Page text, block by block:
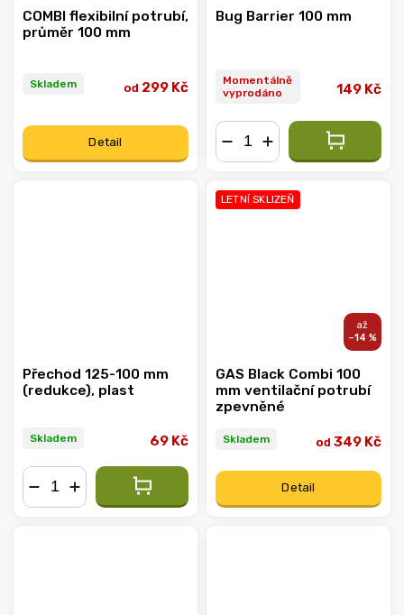
COMBI flexibilní potrubí,
průměr 100 mm
Skladem od 299 Kč
Detail
Bug Barrier 100 mm
Momentálně
vyprodáno
149 Kč
Přechod 125-100 mm
(redukce), plast
Skladem 69 Kč
LETNÍ SKLIZEŇ
–14 %
GAS Black Combi 100
mm ventilační potrubí
zpevněné
Skladem od 349 Kč
Detail